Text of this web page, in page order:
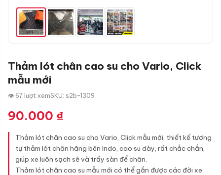
Thảm lót chân cao su cho Vario, Click
mẫu mới
👁 67 lượt xemSKU: s2b-1309
90.000 ₫
Thảm lót chân cao su cho Vario, Click mẫu mới, thiết kế tương
tự thảm lót chân hãng bên Indo, cao su dày, rất chắc chắn,
giúp xe luôn sạch sẽ và trầy sàn để chân.
Thảm lót chân cao su mẫu mới có thể gắn được các đời xe